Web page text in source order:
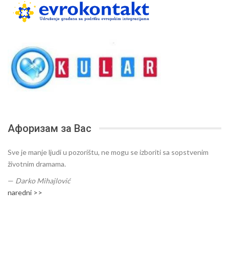
Афоризам за Вас
Sve je manje ljudi u pozorištu, ne mogu se izboriti sa sopstvenim
životnim dramama.
— Darko Mihajlović
naredni >>